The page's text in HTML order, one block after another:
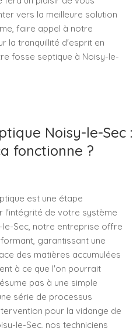
vers la meilleure solution
faire appel à notre
la tranquillité d'esprit en
fosse septique à Noisy-le-
Noisy-le-Sec :
fonctionne ?
est une étape
l'intégrité de votre système
le-Sec, notre entreprise offre
garantissant une
des matières accumulées
à ce que l'on pourrait
pas à une simple
série de processus
pour la vidange de
le-Sec, nos techniciens